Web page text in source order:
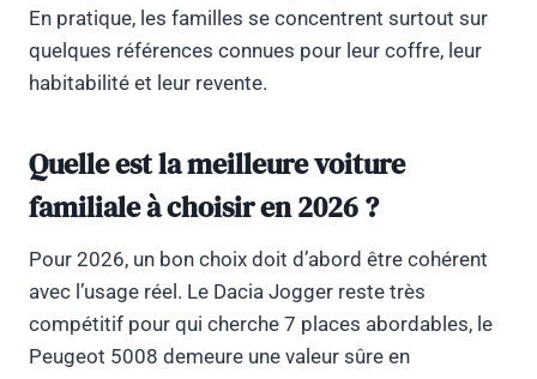
En pratique, les familles se concentrent surtout sur
quelques références connues pour leur coffre, leur
habitabilité et leur revente.
Quelle est la meilleure voiture
familiale à choisir en 2026 ?
Pour 2026, un bon choix doit d’abord être cohérent
avec l’usage réel. Le Dacia Jogger reste très
compétitif pour qui cherche 7 places abordables, le
Peugeot 5008 demeure une valeur sûre en